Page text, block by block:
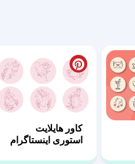
کاور هایلایت
استوری اینستاگرام